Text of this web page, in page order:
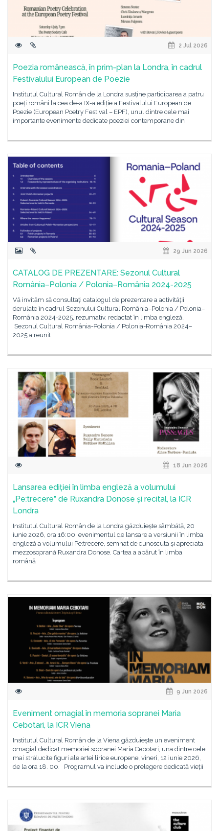
2 Jul 2026
Poezia românească, în prim-plan la Londra, în cadrul
Festivalului European de Poezie
Institutul Cultural Român de la Londra susține participarea a patru
poeți români la cea de-a IX-a ediție a Festivalului European de
Poezie (European Poetry Festival – EPF), unul dintre cele mai
importante evenimente dedicate poeziei contemporane din
29 Jun 2026
CATALOG DE PREZENTARE: Sezonul Cultural
România–Polonia / Polonia–România 2024-2025
Vă invităm să consultați catalogul de prezentare a activității
derulate în cadrul Sezonului Cultural România–Polonia / Polonia–
România 2024-2025, rezumativ, redactat în limba engleză.
Sezonul Cultural România-Polonia / Polonia-România 2024–
2025 a reunit
18 Jun 2026
Lansarea ediției în limba engleză a volumului
„Pe:trecere” de Ruxandra Donose și recital, la ICR
Londra
Institutul Cultural Român de la Londra găzduiește sâmbătă, 20
iunie 2026, ora 16:00, evenimentul de lansare a versiunii în limba
engleză a volumului Pe:trecere, semnat de cunoscuta și apreciata
mezzosoprană Ruxandra Donose. Cartea a apărut în limba
română
9 Jun 2026
Eveniment omagial în memoria sopranei Maria
Cebotari, la ICR Viena
Institutul Cultural Român de la Viena găzduiește un eveniment
omagial dedicat memoriei sopranei Maria Cebotari, una dintre cele
mai strălucite figuri ale artei lirice europene, vineri, 12 iunie 2026,
de la ora 18. 00. Programul va include o prelegere dedicată vieții